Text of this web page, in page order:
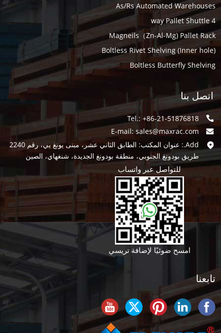
As/Rs Automated Warehouses
4 way Pallet Shuttle
Magneils（Zn-Al-Mg) Pallet Rack
Boltless Rivet Shelving (Inner hole)
Boltless Butterfly Shelving
اتصل بنا
Tel.: +86-21-51876818
E-mail: sales@maxrac.com
Add.: عنوان المكتب: الطابق الثاني عشر، مبنى يونغ يي، رقم 2240
طريق بودونغ الجنوبي، منطقة بودونغ الجديدة، شنغهاي، الصين
للتواصل عبر واتساب
امسح ضوئيًا لإضافة تريسي
تابعنا